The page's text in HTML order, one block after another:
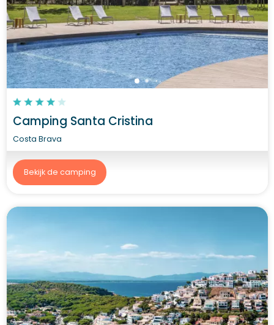
Camping Santa Cristina
Costa Brava
Bekijk de camping